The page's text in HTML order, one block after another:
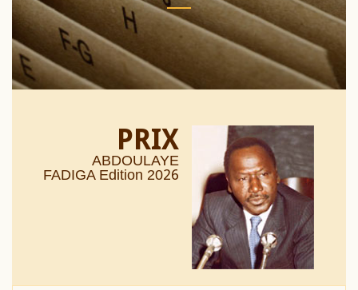
PRIX
ABDOULAYE
FADIGA Edition 2026